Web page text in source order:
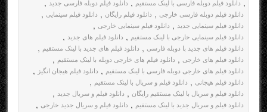
, دانلود فیلم دوبله فارسی با لینک مستقیم , دانلود فیلم دوبله فارسی جدید ,
دانلود فیلم دوبله فارسی خارجی , دانلود فیلم رایگان , دانلود فیلم سینمایی ,
دانلود فیلم سینمایی جدید , دانلود فیلم سینمایی خارجی ,
دانلود فیلم سینمایی خارجی با لینک مستقیم , دانلود فیلم های جدید ,
دانلود فیلم های جدید با دوبله فارسی , دانلود فیلم های جدید با لینک مستقیم ,
دانلود فیلم های خارجی , دانلود فیلم های خارجی دوبله با لینک مستقیم ,
دانلود فیلم های خارجی دوبله فارسی با لینک مستقیم , دانلود فیلم هیجان انگیز ,
دانلود فیلم هیجانی , دانلود فیلم و سریال با لینک مستقیم ,
دانلود فیلم و سریال با لینک مستقیم رایگان , دانلود فیلم و سریال جدید ,
دانلود فیلم و سریال جدید با لینک مستقیم , دانلود فیلم و سریال جدید خارجی ,